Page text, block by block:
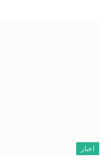
اخبار